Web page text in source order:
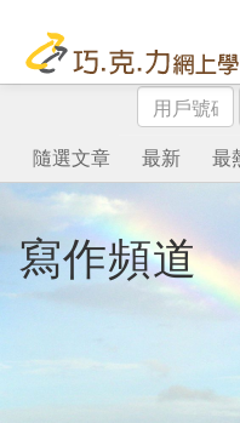
用
戶
號
碼
隨選文章
最新 最
寫作頻道